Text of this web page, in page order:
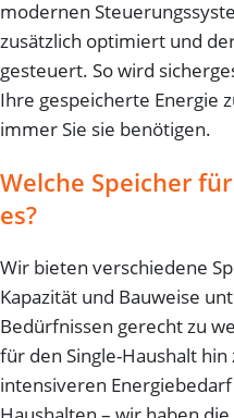
modernen
zusätzlich optimiert und
gesteuert. So wird
Ihre gespeicherte Energie
immer Sie sie benötigen.
Welche Speicher
es?
Wir bieten verschiedene
Kapazität und Bauweise
Bedürfnissen gerecht zu
für den Single-Haushalt
intensiveren